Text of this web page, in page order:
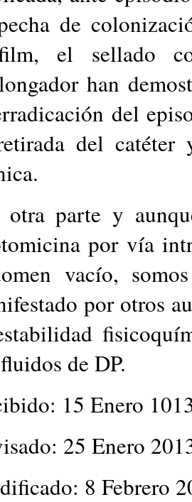
de
el sellado
han
del
del
otra parte y
por vía
vacío,
por otros
de DP.
15 Enero
25 Enero
8 Febrero